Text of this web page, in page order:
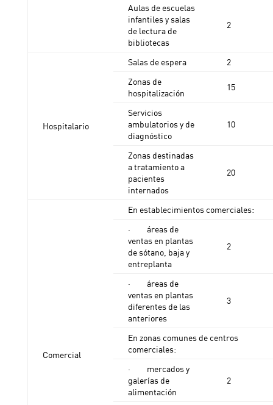
Aulas de escuelas
infantiles y salas
de lectura de
bibliotecas
2
Hospitalario
Salas de espera
2
Zonas de
hospitalización
15
Servicios
ambulatorios y de
diagnóstico
10
Zonas destinadas
a tratamiento a
pacientes
internados
20
Comercial
En establecimientos comerciales:
· áreas de
ventas en plantas
de sótano, baja y
entreplanta
2
· áreas de
ventas en plantas
diferentes de las
anteriores
3
En zonas comunes de centros
comerciales:
· mercados y
galerías de
alimentación
2